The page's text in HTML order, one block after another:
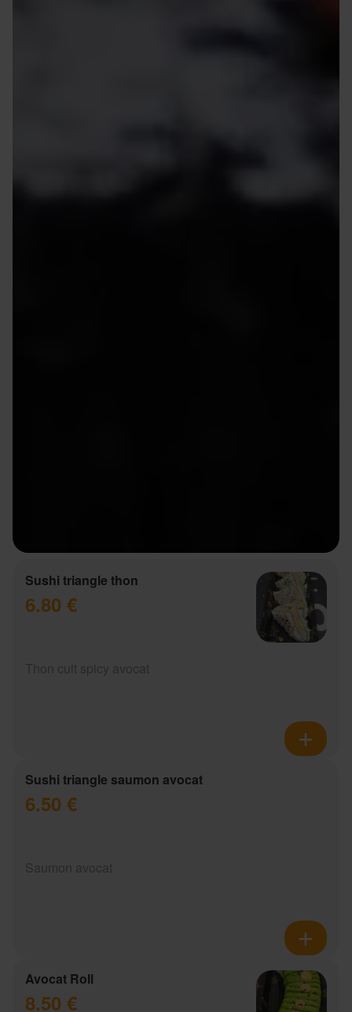
Sushi triangle thon
6.80 €
Sushi triangle saumon avocat
6.50 €
Avocat Roll
8.50 €